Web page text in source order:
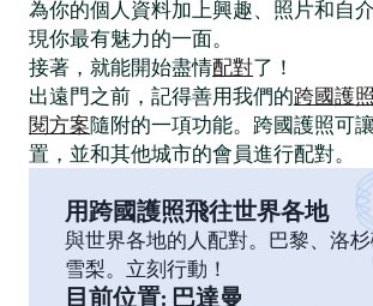
為你的個人資料加上興趣、照片和自
現你最有魅力的一面。
接著，就能開始盡情配對了！
出遠門之前，記得善用我們的跨國護照
閱方案隨附的一項功能。跨國護照可
置，並和其他城市的會員進行配對。
用跨國護照飛往世界各地
與世界各地的人配對。巴黎、洛杉
雪梨。立刻行動！
目前位置: 巴達曼